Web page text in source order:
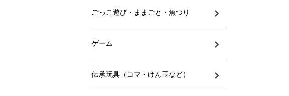
ごっこ遊び・ままごと・魚つり
ゲーム
伝承玩具（コマ・けん玉など）